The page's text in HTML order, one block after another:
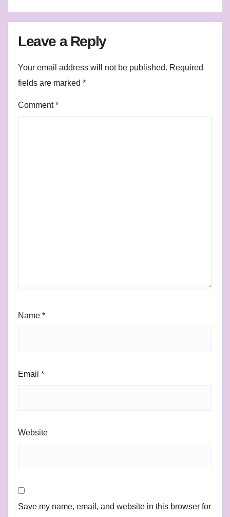
Leave a Reply
Your email address will not be published. Required
fields are marked *
Comment*
Name *
Email *
Website
Save my name, email, and website in this browser for